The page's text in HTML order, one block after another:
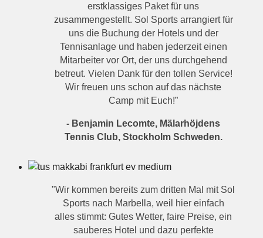
erstklassiges Paket für uns
zusammengestellt. Sol Sports arrangiert für
uns die Buchung der Hotels und der
Tennisanlage und haben jederzeit einen
Mitarbeiter vor Ort, der uns durchgehend
betreut. Vielen Dank für den tollen Service!
Wir freuen uns schon auf das nächste
Camp mit Euch!”
- Benjamin Lecomte, Mälarhöjdens
Tennis Club, Stockholm Schweden.
"Wir kommen bereits zum dritten Mal mit Sol
Sports nach Marbella, weil hier einfach
alles stimmt: Gutes Wetter, faire Preise, ein
sauberes Hotel und dazu perfekte